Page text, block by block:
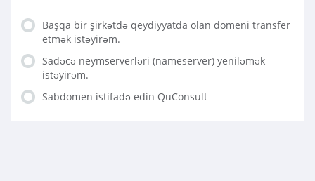
Başqa bir şirkətdə qeydiyyatda olan domeni transfer
etmək istəyirəm.
Sadəcə neymserverləri (nameserver) yeniləmək
istəyirəm.
Sabdomen istifadə edin QuConsult